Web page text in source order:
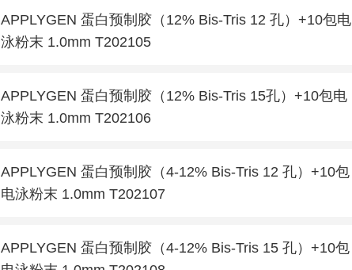
APPLYGEN 蛋白预制胶（12% Bis-Tris 12 孔）+10包电
泳粉末 1.0mm T202105
APPLYGEN 蛋白预制胶（12% Bis-Tris 15孔）+10包电
泳粉末 1.0mm T202106
APPLYGEN 蛋白预制胶（4-12% Bis-Tris 12 孔）+10包
电泳粉末 1.0mm T202107
APPLYGEN 蛋白预制胶（4-12% Bis-Tris 15 孔）+10包